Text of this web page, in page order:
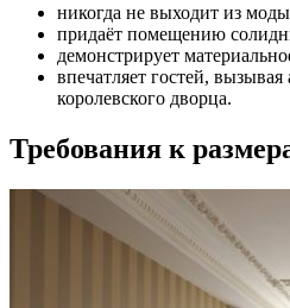
никогда не выходит из
придаёт помещению
демонстрирует
впечатляет гостей,
королевского дворца.
Требования к